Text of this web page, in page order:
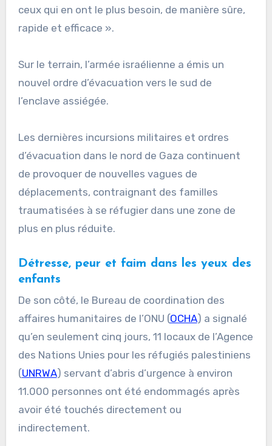
ceux qui en ont le plus besoin, de manière sûre,
rapide et efficace ».
Sur le terrain, l’armée israélienne a émis un
nouvel ordre d’évacuation vers le sud de
l’enclave assiégée.
Les dernières incursions militaires et ordres
d’évacuation dans le nord de Gaza continuent
de provoquer de nouvelles vagues de
déplacements, contraignant des familles
traumatisées à se réfugier dans une zone de
plus en plus réduite.
Détresse, peur et faim dans les yeux des
enfants
De son côté, le Bureau de coordination des
affaires humanitaires de l’ONU (OCHA) a signalé
qu’en seulement cinq jours, 11 locaux de l’Agence
des Nations Unies pour les réfugiés palestiniens
(UNRWA) servant d’abris d’urgence à environ
11.000 personnes ont été endommagés après
avoir été touchés directement ou
indirectement.